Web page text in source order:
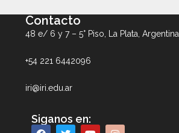
Contacto
48 e/ 6 y 7 – 5° Piso, La Plata, Argentina
+54 221 6442096
iri@iri.edu.ar
Siganos en: